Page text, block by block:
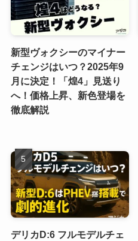
新型ヴォクシーのマイナー
チェンジはいつ？2025年9
月に決定！「煌4」見送り
へ！価格上昇、新色登場を
徹底解説
デリカD:6 フルモデルチェ